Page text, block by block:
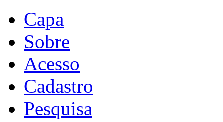
Capa
Sobre
Acesso
Cadastro
Pesquisa